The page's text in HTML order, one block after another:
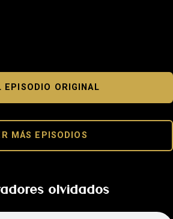
EPISODIO ORIGINAL
MÁS EPISODIOS
olvidados